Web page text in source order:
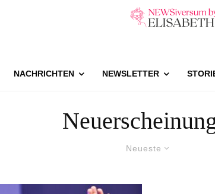
NACHRICHTEN NEWSLETTER
Neueste